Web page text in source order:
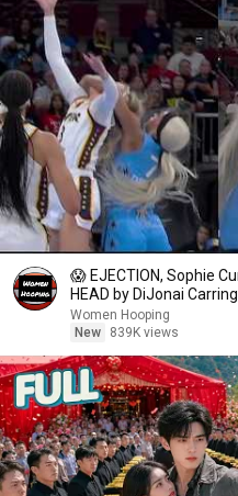
😱 EJECTION, Sophie
HEAD by DiJonai
basketball
Women Hooping
New
839K views